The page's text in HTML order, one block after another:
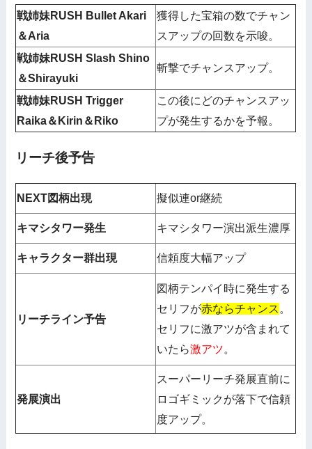
戦姉妹RUSH Bullet Akari
＆Aria
獲得した宝箱の数でチャン
スアップの回数を示唆。
戦姉妹RUSH Slash Shino
＆Shirayuki
斬撃でチャンスアップ。
戦姉妹RUSH Trigger
Raika＆Kirin＆Riko
この後にどのチャンスアッ
プが発生するかを予報。
リーチ後予告
NEXT図柄出現 擬似連or継続
キマシタワー発生 キマシタワー演出派生濃厚
キャラクター群出現 信頼度大幅アップ
リーチライン予告
図柄テンパイ時に発生する
セリフが赤ならチャンス 。
セリフに激アツが含まれて
いたら激アツ。
発展演出
スーパーリーチ発展直前に
ロゴギミックが落下で信頼
度アップ。